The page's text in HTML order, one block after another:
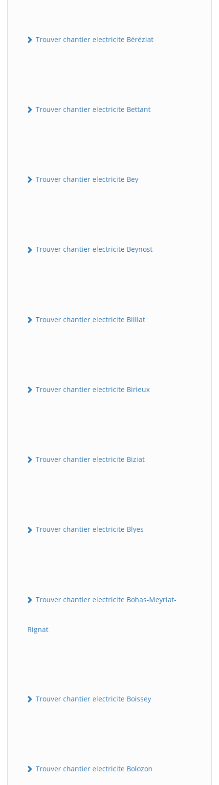
Trouver chantier electricite Béréziat
Trouver chantier electricite Bettant
Trouver chantier electricite Bey
Trouver chantier electricite Beynost
Trouver chantier electricite Billiat
Trouver chantier electricite Birieux
Trouver chantier electricite Biziat
Trouver chantier electricite Blyes
Trouver chantier electricite Bohas-Meyriat-
Rignat
Trouver chantier electricite Boissey
Trouver chantier electricite Bolozon